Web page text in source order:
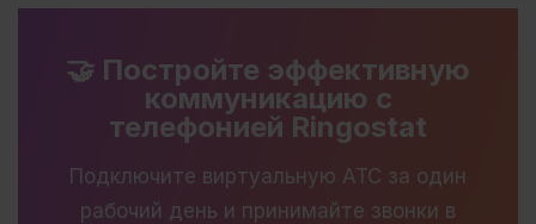
🤝 Постройте эффективную
коммуникацию с
телефонией Ringostat
Подключите виртуальную АТС за один
рабочий день и принимайте звонки в